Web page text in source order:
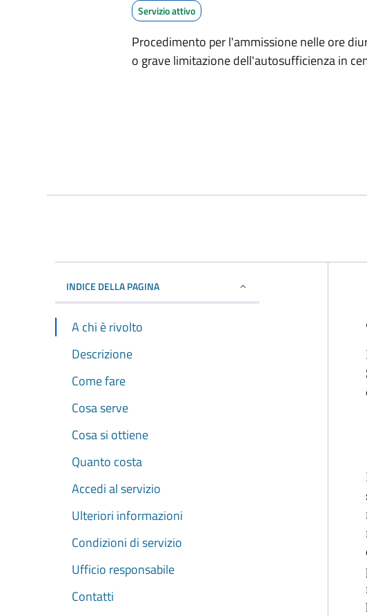
Servizio attivo
Procedimento per l'ammissione nelle ore
o grave limitazione dell'autosufficienza in
INDICE DELLA PAGINA
A chi è rivolto
Descrizione
Come fare
Cosa serve
Cosa si ottiene
Quanto costa
Accedi al servizio
Ulteriori informazioni
Condizioni di servizio
Ufficio responsabile
Contatti